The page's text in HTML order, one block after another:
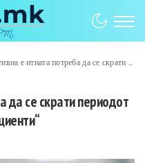
потреба да се скрати периодот на изолација на позитивни пациенти“
да се скрати периодот